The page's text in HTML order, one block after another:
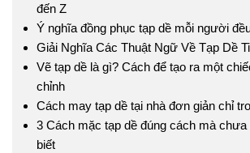
đến Z
Ý nghĩa đồng phục tạp dề mỗi người
Giải Nghĩa Các Thuật Ngữ Về Tạp Dề
Vẽ tạp dề là gì? Cách để tạo ra một
chỉnh
Cách may tạp dề tại nhà đơn giản chỉ
3 Cách mặc tạp dề đúng cách mà chưa
biết